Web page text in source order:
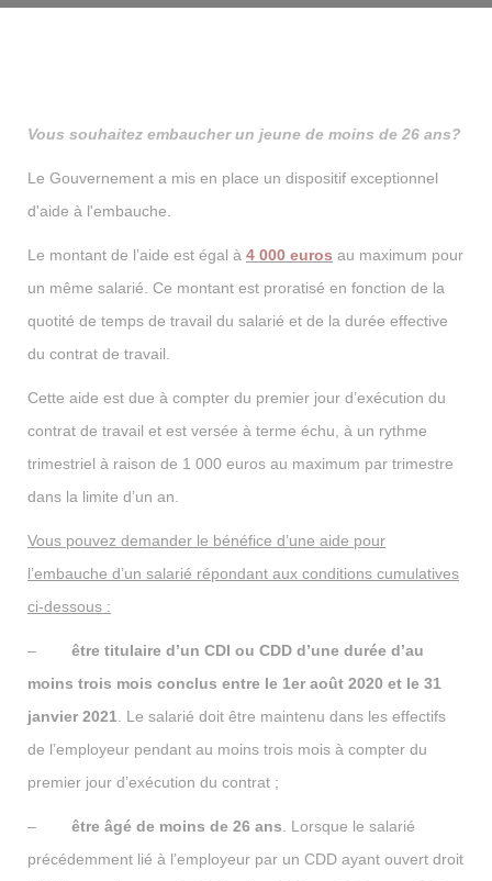
Vous souhaitez embaucher un jeune de moins de 26 ans?
Le Gouvernement a mis en place un dispositif exceptionnel
d'aide à l'embauche.
Le montant de l’aide est égal à 4 000 euros au maximum pour
un même salarié. Ce montant est proratisé en fonction de la
quotité de temps de travail du salarié et de la durée effective
du contrat de travail.
Cette aide est due à compter du premier jour d’exécution du
contrat de travail et est versée à terme échu, à un rythme
trimestriel à raison de 1 000 euros au maximum par trimestre
dans la limite d’un an.
Vous pouvez demander le bénéfice d’une aide pour
l’embauche d’un salarié répondant aux conditions cumulatives
ci-dessous :
– être titulaire d’un CDI ou CDD d’une durée d’au
moins trois mois conclus entre le 1er août 2020 et le 31
janvier 2021 . Le salarié doit être maintenu dans les effectifs
de l’employeur pendant au moins trois mois à compter du
premier jour d’exécution du contrat ;
– être âgé de moins de 26 ans . Lorsque le salarié
précédemment lié à l’employeur par un CDD ayant ouvert droit